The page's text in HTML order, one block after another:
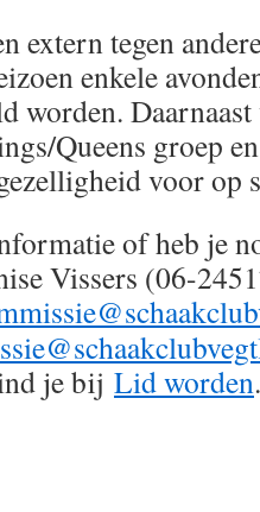
extern tegen
enkele
worden.
Queens groep
voor op
of heb je
Vissers (06-
je bij Lid worden.